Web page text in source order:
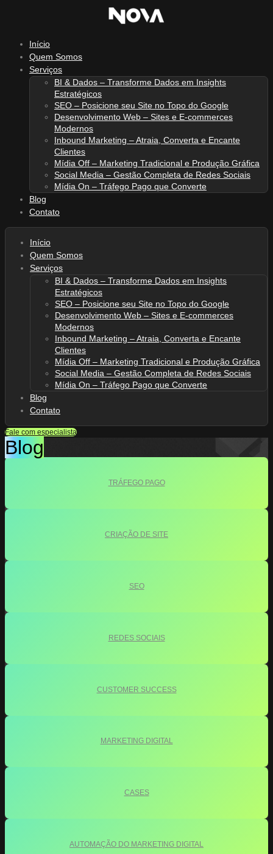
conteúdoInício
Quem Somos
Serviços
BI & Dados – Transforme Dados em Insights
Estratégicos
SEO – Posicione seu Site no Topo do Google
Desenvolvimento Web – Sites e E-commerces
Modernos
Inbound Marketing – Atraia, Converta e Encante
Clientes
Mídia Off – Marketing Tradicional e Produção Gráfica
Social Media – Gestão Completa de Redes Sociais
Mídia On – Tráfego Pago que Converte
Blog
Contato
Início
Quem Somos
Serviços
BI & Dados – Transforme Dados em Insights
Estratégicos
SEO – Posicione seu Site no Topo do Google
Desenvolvimento Web – Sites e E-commerces
Modernos
Inbound Marketing – Atraia, Converta e Encante
Clientes
Mídia Off – Marketing Tradicional e Produção Gráfica
Social Media – Gestão Completa de Redes Sociais
Mídia On – Tráfego Pago que Converte
Blog
Contato
Fale com especialista
Blog
TRÁFEGO PAGO
CRIAÇÃO DE SITE
SEO
REDES SOCIAIS
CUSTOMER SUCCESS
MARKETING DIGITAL
CASES
AUTOMAÇÃO DO MARKETING DIGITAL